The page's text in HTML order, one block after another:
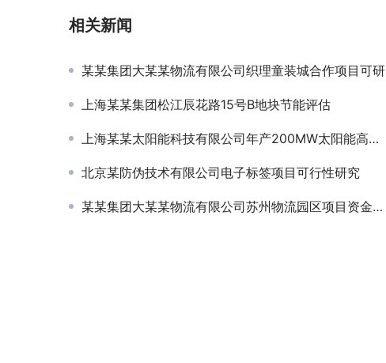
相关新闻
某某集团大某某物流有限公司织理童装城合作项目可研
上海某某集团松江辰花路15号B地块节能评估
上海某某太阳能科技有限公司年产200MW太阳能高效电池出口生产线节能分析
北京某防伪技术有限公司电子标签项目可行性研究
某某集团大某某物流有限公司苏州物流园区项目资金申请报告